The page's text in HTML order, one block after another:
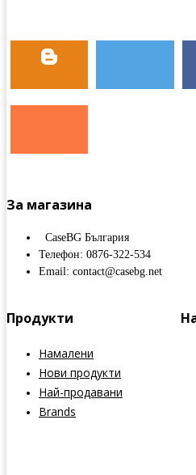
За магазина
CaseBG България
Телефон: 0876-322-534
Email: contact@casebg.net
Продукти
Намалени
Нови продукти
Най-продавани
Brands